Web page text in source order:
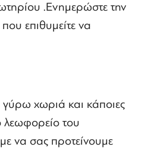
.Ενημερώστε την
επιθυμείτε να
χωριά και κάποιες
λεωφορείο του
να σας προτείνουμε